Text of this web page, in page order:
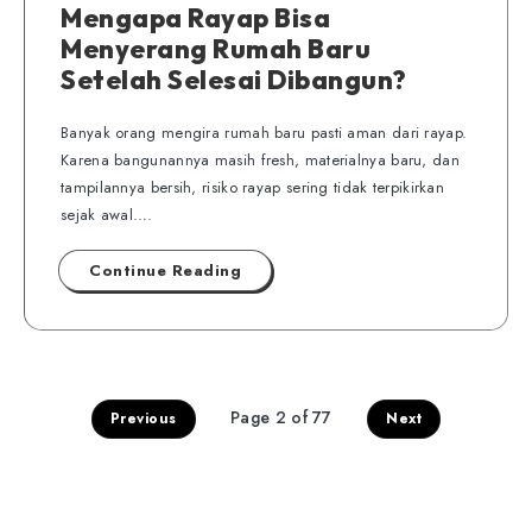
Mengapa Rayap Bisa
Menyerang Rumah Baru
Setelah Selesai Dibangun?
Banyak orang mengira rumah baru pasti aman dari rayap.
Karena bangunannya masih fresh, materialnya baru, dan
tampilannya bersih, risiko rayap sering tidak terpikirkan
sejak awal….
Continue Reading
Previous Page 2 of 77 Next